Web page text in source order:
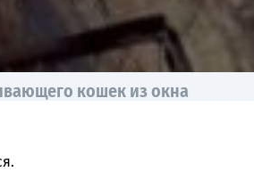
кошек из окна
.